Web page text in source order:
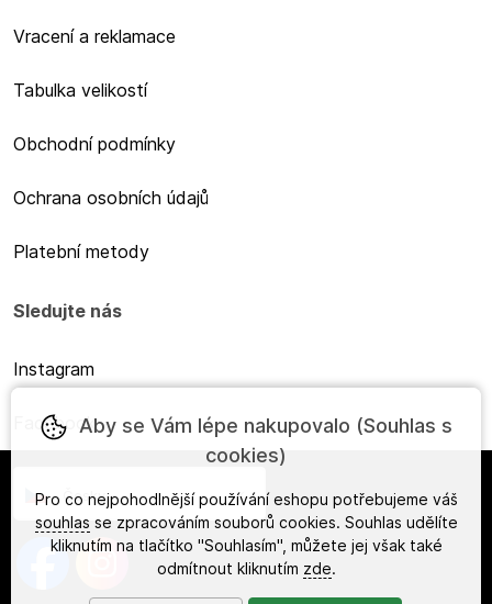
Vracení a reklamace
Tabulka velikostí
Obchodní podmínky
Ochrana osobních údajů
Platební metody
Sledujte nás
Instagram
Facebook
Česky
Aby se Vám lépe nakupovalo (Souhlas s
cookies)
Pro co nejpohodlnější používání eshopu potřebujeme váš
souhlas se zpracováním souborů cookies. Souhlas udělíte
kliknutím na tlačítko "Souhlasím", můžete jej však také
odmítnout kliknutím zde.